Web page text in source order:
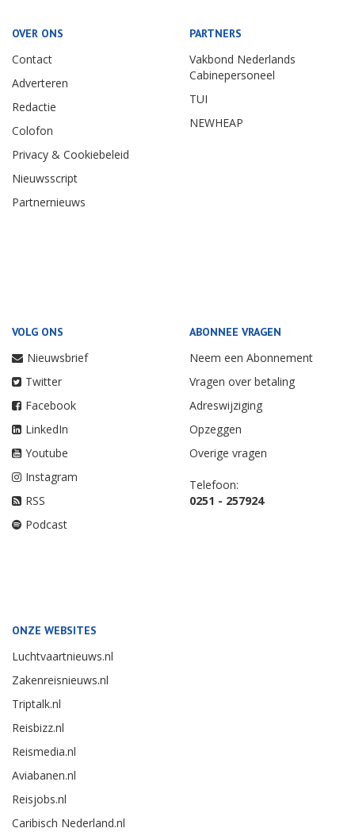
OVER ONS
Contact
Adverteren
Redactie
Colofon
Privacy & Cookiebeleid
Nieuwsscript
Partnernieuws
PARTNERS
Vakbond Nederlands
Cabinepersoneel
TUI
NEWHEAP
VOLG ONS
Nieuwsbrief
Twitter
Facebook
LinkedIn
Youtube
Instagram
RSS
Podcast
ABONNEE VRAGEN
Neem een Abonnement
Vragen over betaling
Adreswijziging
Opzeggen
Overige vragen
Telefoon:
0251 - 257924
ONZE WEBSITES
Luchtvaartnieuws.nl
Zakenreisnieuws.nl
Triptalk.nl
Reisbizz.nl
Reismedia.nl
Aviabanen.nl
Reisjobs.nl
Caribisch Nederland.nl